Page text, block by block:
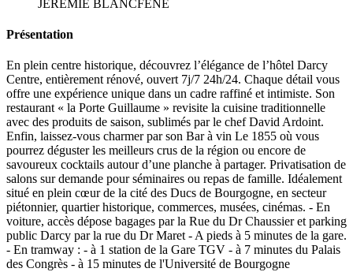
JEREMIE BLANCFENE
Présentation
En plein centre historique, découvrez l’élégance de l’hôtel Darcy
Centre, entièrement rénové, ouvert 7j/7 24h/24. Chaque détail vous
offre une expérience unique dans un cadre raffiné et intimiste. Son
restaurant « la Porte Guillaume » revisite la cuisine traditionnelle
avec des produits de saison, sublimés par le chef David Ardoint.
Enfin, laissez-vous charmer par son Bar à vin Le 1855 où vous
pourrez déguster les meilleurs crus de la région ou encore de
savoureux cocktails autour d’une planche à partager. Privatisation de
salons sur demande pour séminaires ou repas de famille. Idéalement
situé en plein cœur de la cité des Ducs de Bourgogne, en secteur
piétonnier, quartier historique, commerces, musées, cinémas. - En
voiture, accès dépose bagages par la Rue du Dr Chaussier et parking
public Darcy par la rue du Dr Maret - A pieds à 5 minutes de la gare.
- En tramway : - à 1 station de la Gare TGV - à 7 minutes du Palais
des Congrès - à 15 minutes de l'Université de Bourgogne